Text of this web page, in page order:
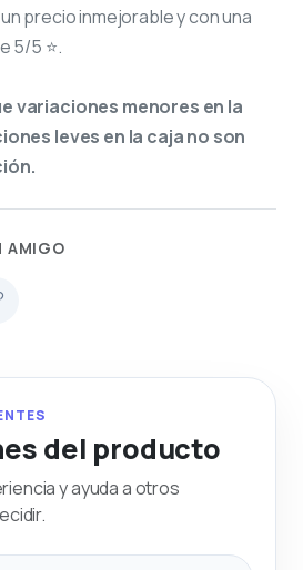
precio inmejorable y con una
5/5 ⭐.
variaciones menores en la
leves en la caja no son
AMIGO
del producto
y ayuda a otros